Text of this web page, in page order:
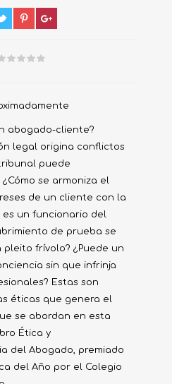
abogado-cliente?
legal origina conflictos
puede
se armoniza el
de un cliente con la
un funcionario del
de prueba se
frívolo? ¿Puede un
sin que infrinja
Estas son
éticas que genera el
se abordan en esta
Ética y
del Abogado, premiado
del Año por el Colegio